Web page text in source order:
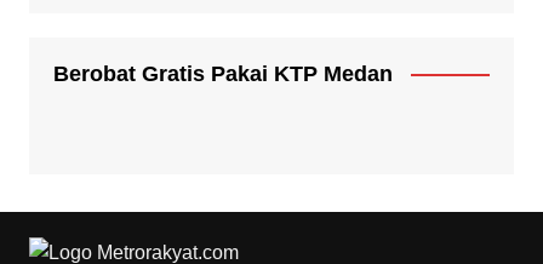
Berobat Gratis Pakai KTP Medan